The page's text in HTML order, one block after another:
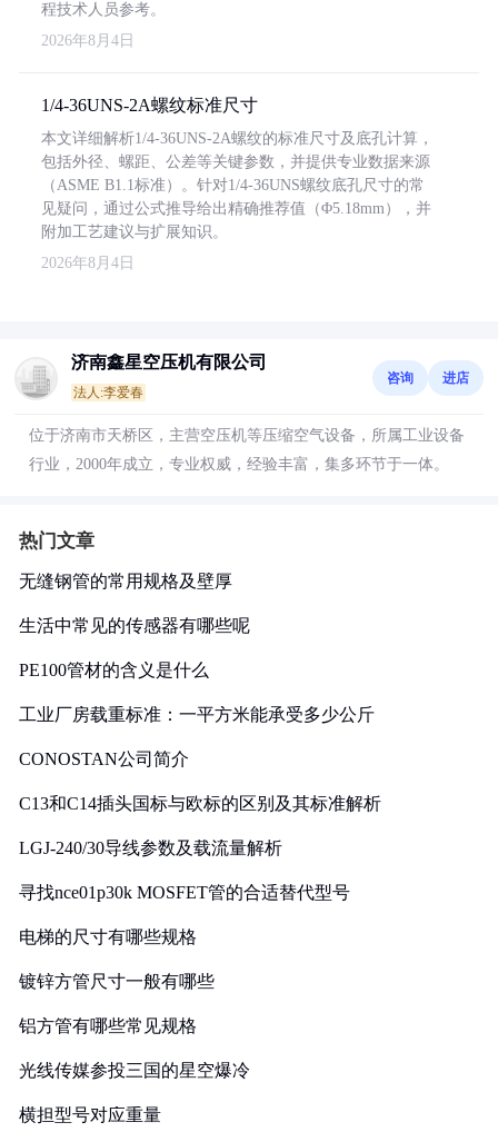
程技术人员参考。
2026年8月4日
1/4-36UNS-2A螺纹标准尺寸
本文详细解析1/4-36UNS-2A螺纹的标准尺寸及底孔计算，
包括外径、螺距、公差等关键参数，并提供专业数据来源
（ASME B1.1标准）。针对1/4-36UNS螺纹底孔尺寸的常
见疑问，通过公式推导给出精确推荐值（Φ5.18mm），并
附加工艺建议与扩展知识。
2026年8月4日
济南鑫星空压机有限公司
法人:李爱春
咨询 进店
位于济南市天桥区，主营空压机等压缩空气设备，所属工业设备
行业，2000年成立，专业权威，经验丰富，集多环节于一体。
热门文章
无缝钢管的常用规格及壁厚
生活中常见的传感器有哪些呢
PE100管材的含义是什么
工业厂房载重标准：一平方米能承受多少公斤
CONOSTAN公司简介
C13和C14插头国标与欧标的区别及其标准解析
LGJ-240/30导线参数及载流量解析
寻找nce01p30k MOSFET管的合适替代型号
电梯的尺寸有哪些规格
镀锌方管尺寸一般有哪些
铝方管有哪些常见规格
光线传媒参投三国的星空爆冷
横担型号对应重量